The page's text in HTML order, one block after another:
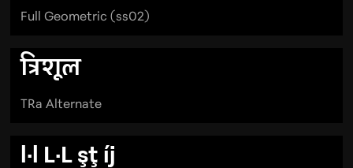
Full Geometric (ss02)
त्रिशूल
TRa Alternate
l·l L·Lşţíj